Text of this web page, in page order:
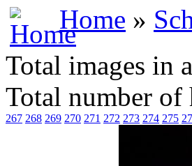
Home »
Total images in
Total number of
267 268 269 270 271 272 273 274 275